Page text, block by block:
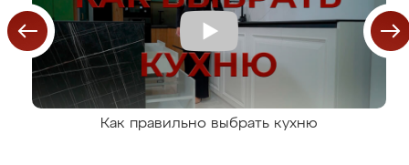
Как правильно выбрать кухню